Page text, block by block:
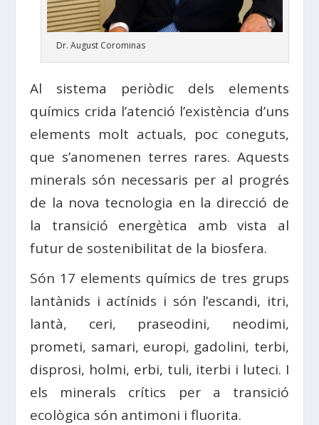
Dr. August Corominas
Al sistema periòdic dels elements
químics crida l’atenció l’existència d’uns
elements molt actuals, poc coneguts,
que s’anomenen terres rares. Aquests
minerals són necessaris per al progrés
de la nova tecnologia en la direcció de
la transició energètica amb vista al
futur de sostenibilitat de la biosfera.
Són 17 elements químics de tres grups
lantànids i actínids i són l’escandi, itri,
lantà, ceri, praseodini, neodimi,
prometi, samari, europi, gadolini, terbi,
disprosi, holmi, erbi, tuli, iterbi i luteci. I
els minerals crítics per a transició
ecològica són antimoni i fluorita.